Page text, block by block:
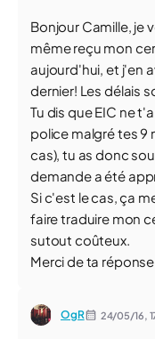
Bonjour Camille, je
même reçu mon
aujourd'hui, et j'en
dernier! Les délais
Tu dis que EIC ne
police malgré tes 9
cas), tu as donc
demande a été
Si c'est le cas, ça
faire traduire mon
sutout coûteux.
Merci de ta réponse
OgR 24/05/16,